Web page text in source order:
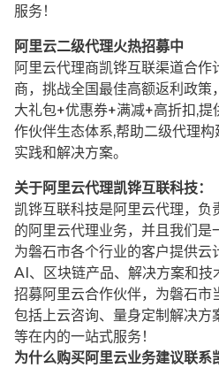
服务！
阿里云二级代理火热招募中
阿里云代理商凯铧互联渠道合作
商，挑战全国最佳高额返利政策
大礼包+优惠券+满减+高折扣,
作伙伴生态体系,帮助二级代理
实践和解决方案。
关于阿里云代理凯铧互联科技：
凯铧互联科技是阿里云代理，负
的阿里云代理业务，并且我们是
为磐石市各个行业的客户提供云
AI、区块链产品、解决方案和技
招募阿里云合作伙伴，为磐石市
包括上云咨询、量身定制解决方
等在内的一站式服务！
为什么购买阿里云业务建议联系